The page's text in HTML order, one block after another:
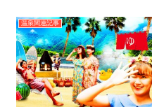
温泉関連記事